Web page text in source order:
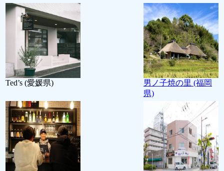
Ted’s (愛媛県)
男ノ子焼の里 (福岡
県)